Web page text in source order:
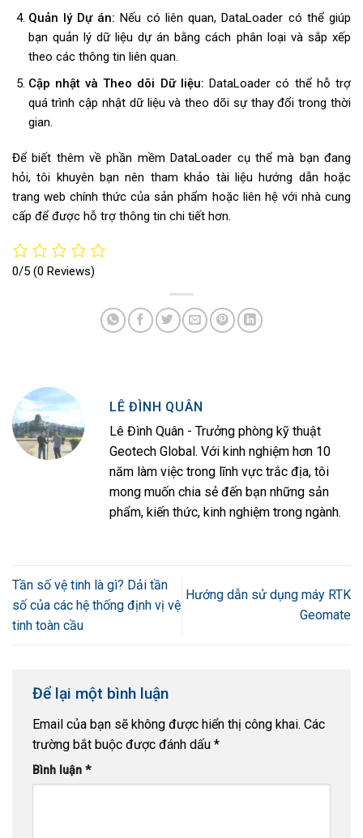
Quản lý Dự án: Nếu có liên quan, DataLoader có thể giúp
bạn quản lý dữ liệu dự án bằng cách phân loại và sắp xếp
theo các thông tin liên quan.
Cập nhật và Theo dõi Dữ liệu: DataLoader có thể hỗ trợ
quá trình cập nhật dữ liệu và theo dõi sự thay đổi trong thời
gian.
Để biết thêm về phần mềm DataLoader cụ thể mà bạn đang
hỏi, tôi khuyên bạn nên tham khảo tài liệu hướng dẫn hoặc
trang web chính thức của sản phẩm hoặc liên hệ với nhà cung
cấp để được hỗ trợ thông tin chi tiết hơn.
0/5 (0 Reviews)
LÊ ĐÌNH QUÂN
Lê Đình Quân - Trưởng phòng kỹ thuật
Geotech Global. Với kinh nghiệm hơn 10
năm làm việc trong lĩnh vực trắc địa, tôi
mong muốn chia sẻ đến bạn những sản
phẩm, kiến thức, kinh nghiệm trong ngành.
Tần số vệ tinh là gì? Dải tần
số của các hệ thống định vị vệ
tinh toàn cầu
Hướng dẫn sử dụng máy RTK
Geomate
Để lại một bình luận
Email của bạn sẽ không được hiển thị công khai. Các
trường bắt buộc được đánh dấu *
Bình luận *